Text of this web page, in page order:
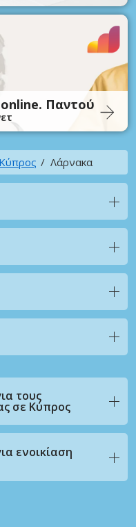
online. Παντού
Κύπρος Λάρνακα
τους
σε Κύπρος
ενοικίαση